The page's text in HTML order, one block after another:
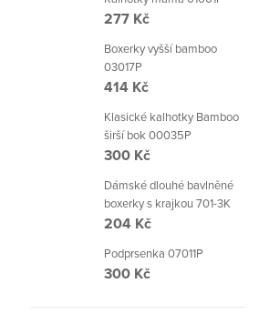
277 Kč
Boxerky vyšší bamboo
03017P
414 Kč
Klasické kalhotky Bamboo
širší bok 00035P
300 Kč
Dámské dlouhé bavlněné
boxerky s krajkou 701-3K
204 Kč
Podprsenka 07011P
300 Kč